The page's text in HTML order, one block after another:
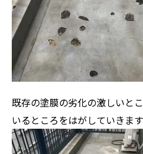
既存の塗膜の劣化の激しいと
いるところをはがしていきます